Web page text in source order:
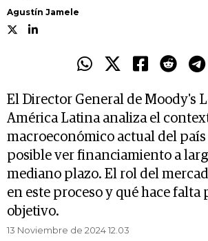
Agustín Jamele
El Director General de Moody's
América Latina analiza el
macroeconómico actual del país
posible ver financiamiento a
mediano plazo. El rol del
en este proceso y qué hace falta
objetivo.
13 Noviembre de 2024 12.03